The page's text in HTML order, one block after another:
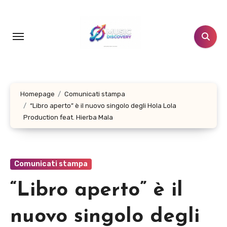
contenuto
Homepage
Comunicati stampa
“Libro aperto” è il nuovo singolo degli Hola Lola
Production feat. Hierba Mala
Comunicati stampa
“Libro aperto” è il
nuovo singolo degli